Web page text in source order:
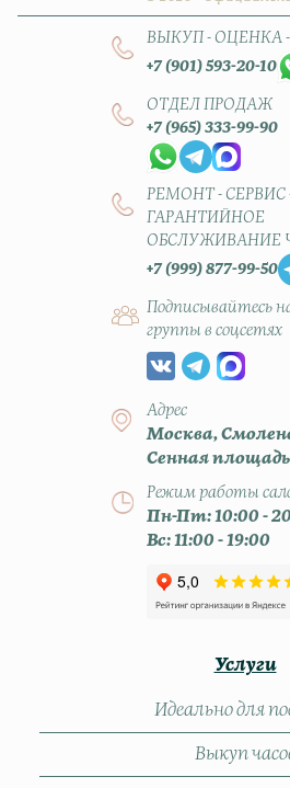
ВЫКУП - ОЦЕНКА
+7 (901) 593-20-10
ОТДЕЛ ПРОДАЖ
+7 (965) 333-99-90
РЕМОНТ - СЕРВИС
ГАРАНТИЙНОЕ
ОБСЛУЖИВАНИЕ
+7 (999) 877-99-50
Подписывайтесь
группы в соцсетях
Адрес
Москва,
Сенная площадь
Режим работы
Пн-Пт: 10:00 -
Вс: 11:00 - 19:00
Услуги
Идеально для
Выкуп